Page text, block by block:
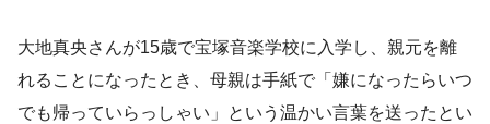
大地真央さんが15歳で宝塚音楽学校に入学し、親元を離
れることになったとき、母親は手紙で「嫌になったらいつ
でも帰っていらっしゃい」という温かい言葉を送ったとい